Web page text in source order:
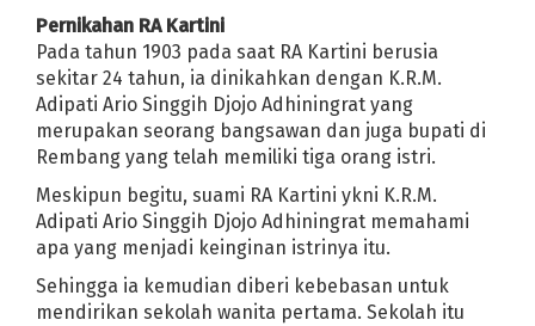
Bagaimana mengenali akun buzzer dan menyikapinya?
dan Sjamsul Nursalim, apa cara yang paling ampuh?
akan terjadi setelah penerapan New Normal?
di depan publik
Mata Top di India
Covid-19 di ruangan tertutup kian berisiko
Gelar Tatap Muka di Tahun Ajaran Baru
pelaksanaan kurban?
Tiga Orang Positif, Empat Pasien
Merapat, Begini Syarat dan Cara Monetisasi YouTube Terbaru
Pernikahan RA Kartini
Pada tahun 1903 pada saat RA Kartini berusia
sekitar 24 tahun, ia dinikahkan dengan K.R.M.
Adipati Ario Singgih Djojo Adhiningrat yang
merupakan seorang bangsawan dan juga bupati di
Rembang yang telah memiliki tiga orang istri.
Meskipun begitu, suami RA Kartini ykni K.R.M.
Adipati Ario Singgih Djojo Adhiningrat memahami
apa yang menjadi keinginan istrinya itu.
Sehingga ia kemudian diberi kebebasan untuk
mendirikan sekolah wanita pertama. Sekolah itu